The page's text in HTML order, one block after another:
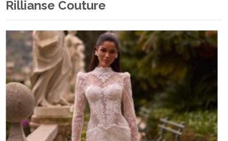
Rillianse Couture